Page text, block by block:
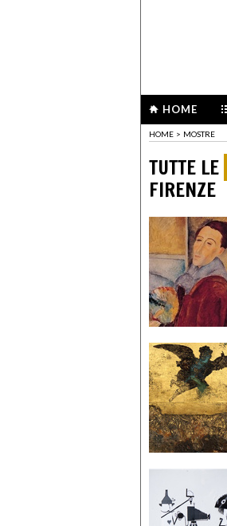
HOME
HOME > MOSTRE
TUTTE LE
FIRENZE